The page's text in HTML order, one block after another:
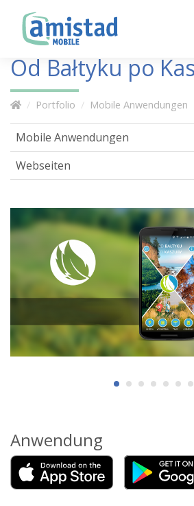
Od Bałtyku po
Portfolio Mobile Anwendungen
Anwendung
Mobile Anwendungen
Webseiten